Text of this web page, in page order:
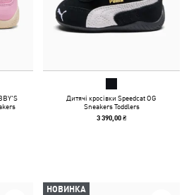
Дитячі кросівки Speedcat OG
Sneakers Toddlers
3 390,00 ₴
НОВИНКА